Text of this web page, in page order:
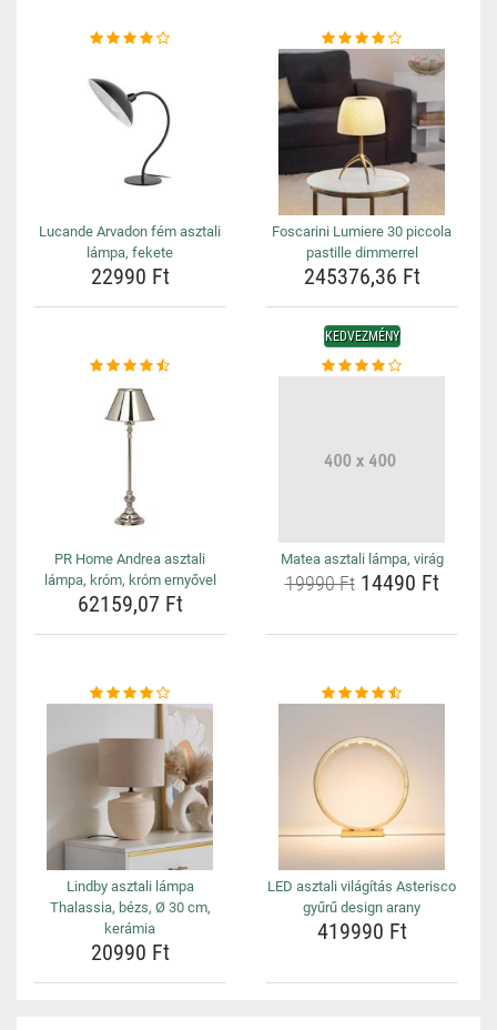
Lucande Arvadon fém asztali
lámpa, fekete
22990 Ft
Foscarini Lumiere 30 piccola
pastille dimmerrel
245376,36 Ft
PR Home Andrea asztali
lámpa, króm, króm ernyővel
62159,07 Ft
KEDVEZMÉNY
Matea asztali lámpa, virág
19990 Ft14490 Ft
Lindby asztali lámpa
Thalassia, bézs, Ø 30 cm,
kerámia
20990 Ft
LED asztali világítás Asterisco
gyűrű design arany
419990 Ft